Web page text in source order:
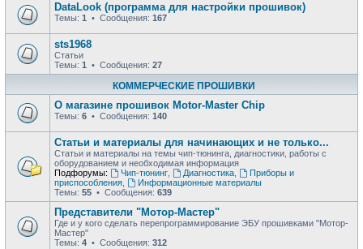
DataLook (программа для настройки прошивок)
Темы: 1 • Сообщения: 167
sts1968
Статьи
Темы: 1 • Сообщения: 27
КОММЕРЧЕСКИЕ ПРОШИВКИ
О магазине прошивок Motor-Master Chip
Темы: 6 • Сообщения: 140
Статьи и материалы для начинающих и не только...
Статьи и материалы на темы чип-тюнинга, диагностики, работы с
оборудованием и необходимая информация
Подфорумы:
Чип-тюнинг, Диагностика,
Приборы и
приспособления
Информационные материалы
Темы: 55 • Сообщения: 639
Представители "Мотор-Мастер"
Где и у кого сделать перепрограммирование ЭБУ прошивками "Мотор-
Мастер"
Темы: 4 • Сообщения: 312